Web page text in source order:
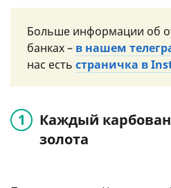
Больше информации об
банках – в нашем
нас есть страничка в
Каждый
золота